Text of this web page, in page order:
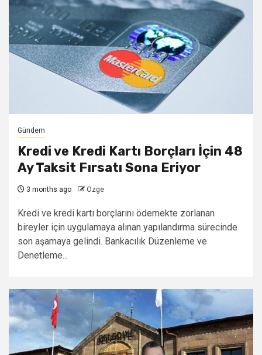
Gündem
Kredi ve Kredi Kartı Borçları İçin 48
Ay Taksit Fırsatı Sona Eriyor
3 months ago Ozge
Kredi ve kredi kartı borçlarını ödemekte zorlanan
bireyler için uygulamaya alınan yapılandırma sürecinde
son aşamaya gelindi. Bankacılık Düzenleme ve
Denetleme...